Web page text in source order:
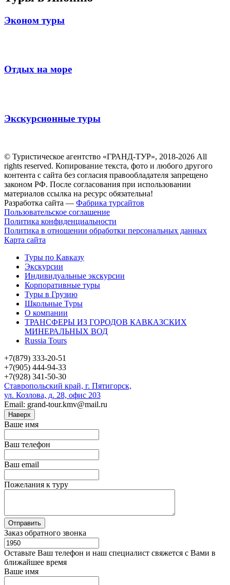
Эконом туры
Отдых на море
Экскурсионные туры
© Туристическое агентство «ГРАНД-ТУР», 2018-2026 All
rights reserved. Копирование текста, фото и любого другого
контента с сайта без согласия правообладателя запрещено
законом РФ. После согласования при использовании
материалов ссылка на ресурс обязательна!
Разработка сайта — Фабрика турсайтов
Пользовательское соглашение
Политика конфиденциальности
Политика в отношении обработки персональных данных
Карта сайта
Туры по Кавказу
Экскурсии
Индивидуальные экскурсии
Корпоративные туры
Туры в Грузию
Школьные Туры
О компании
ТРАНСФЕРЫ ИЗ ГОРОДОВ КАВКАЗСКИХ
МИНЕРАЛЬНЫХ ВОД
Russia Tours
+7(879) 333-20-51
+7(905) 444-94-33
+7(928) 341-50-30
Ставропольский край, г. Пятигорск,
ул. Козлова, д. 28, офис 203
Email: grand-tour.kmv@mail.ru
Наверх
Ваше имя
Ваш телефон
Ваш email
Пожелания к туру
Заказ обратного звонка
Оставьте Ваш телефон и наш специалист свяжется с Вами в
ближайшее время
Ваше имя